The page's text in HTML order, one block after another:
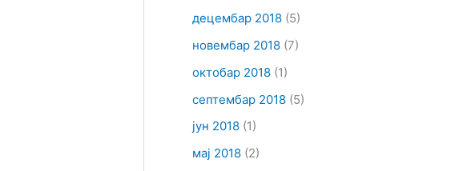
децембар 2018(5)
новембар 2018(7)
октобар 2018(1)
септембар 2018(5)
јун 2018(1)
мај 2018(2)